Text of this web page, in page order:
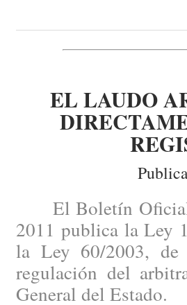
EL LAUDO
El Boletín Oficial
2011 publica la Ley
la Ley 60/2003,
regulación del
General del Estado.